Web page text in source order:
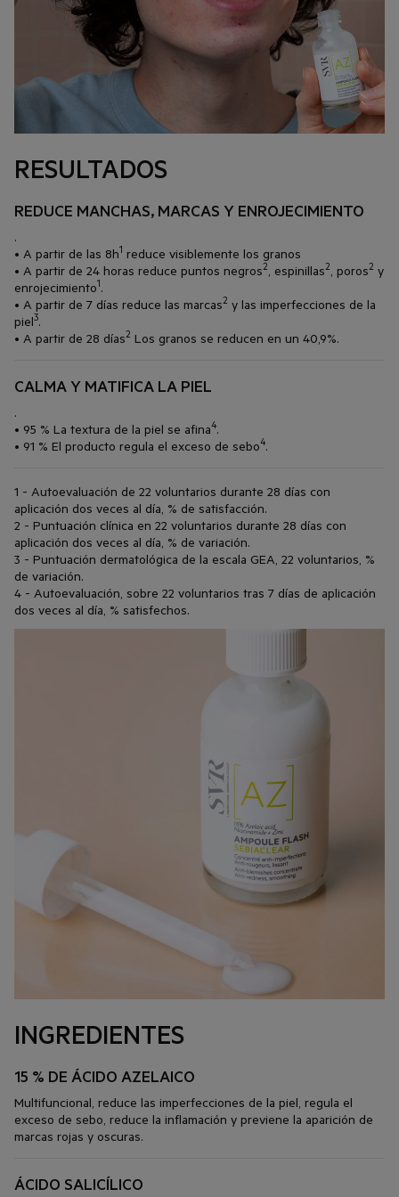
RESULTADOS
REDUCE MANCHAS, MARCAS Y ENROJECIMIENTO
.
• A partir de las 8h1 reduce visiblemente los granos
• A partir de 24 horas reduce puntos negros2 , espinillas2 , poros2 y
enrojecimiento1.
• A partir de 7 días reduce las marcas2 y las imperfecciones de la
piel3.
• A partir de 28 días2 Los granos se reducen en un 40,9%.
CALMA Y MATIFICA LA PIEL
.
• 95 % La textura de la piel se afina4.
• 91 % El producto regula el exceso de sebo4.
1 - Autoevaluación de 22 voluntarios durante 28 días con
aplicación dos veces al día, % de satisfacción.
2 - Puntuación clínica en 22 voluntarios durante 28 días con
aplicación dos veces al día, % de variación.
3 - Puntuación dermatológica de la escala GEA, 22 voluntarios, %
de variación.
4 - Autoevaluación, sobre 22 voluntarios tras 7 días de aplicación
dos veces al día, % satisfechos.
INGREDIENTES
15 % DE ÁCIDO AZELAICO
Multifuncional, reduce las imperfecciones de la piel, regula el
exceso de sebo, reduce la inflamación y previene la aparición de
marcas rojas y oscuras.
ÁCIDO SALICÍLICO